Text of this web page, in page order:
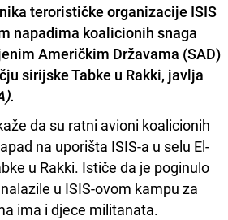
terorističke organizacije ISIS
napadima koalicionih snaga
Američkim Državama (SAD)
sirijske Tabke u Rakki, javlja
da su ratni avioni koalicionih
na uporišta ISIS-a u selu El-
u Rakki. Ističe da je poginulo
u ISIS-ovom kampu za
ima i djece militanata.